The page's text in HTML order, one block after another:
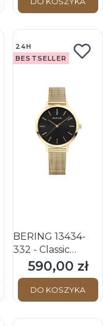
Bransoletka
24H
BESTSELLER
BERING 13434-
332 - Classic
Sapphire - Damski
- Zegarek
kwarcowy
Cena
590,00 zł
DO KOSZYKA